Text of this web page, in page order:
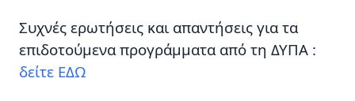
Συχνές ερωτήσεις και απαντήσεις για τα
επιδοτούμενα προγράμματα από τη ΔΥΠΑ :
δείτε ΕΔΩ